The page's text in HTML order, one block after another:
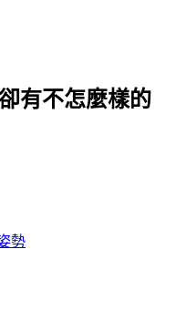
有不怎麼樣的
勢